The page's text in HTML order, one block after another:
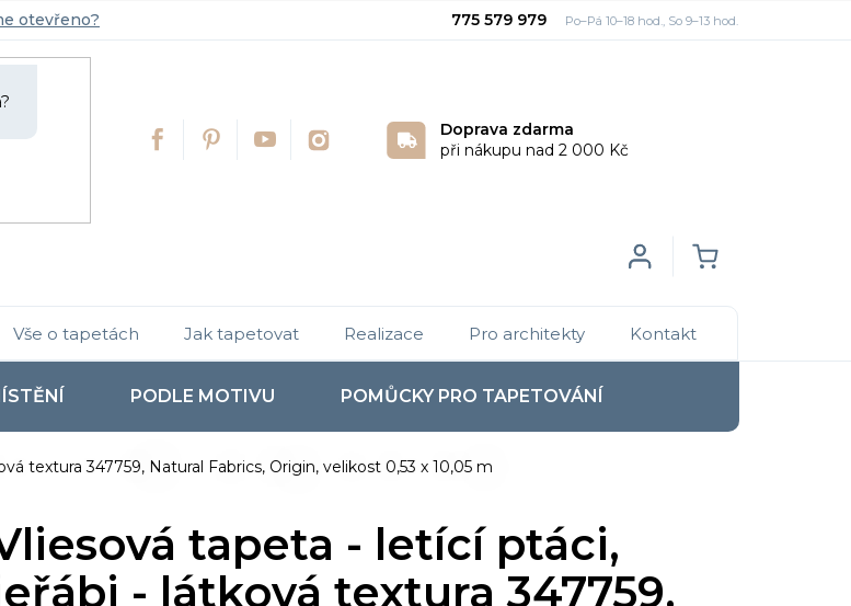
otevřeno? 775 579 979
Doprava zdarma
při nákupu nad 2 000 Kč
Login
PODLE MOTIVU POMŮCKY PRO TAPETOVÁNÍ
Vše o tapetách Jak tapetovat Realizace Pro architekty Kontakt
textura 347759, Natural Fabrics, Origin, velikost 0,53 x 10,05 m
tapeta - letící ptáci,
- látková textura 347759,